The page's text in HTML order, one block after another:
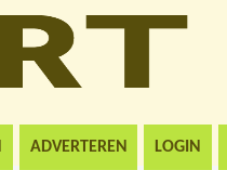
ADVERTEREN LOGIN